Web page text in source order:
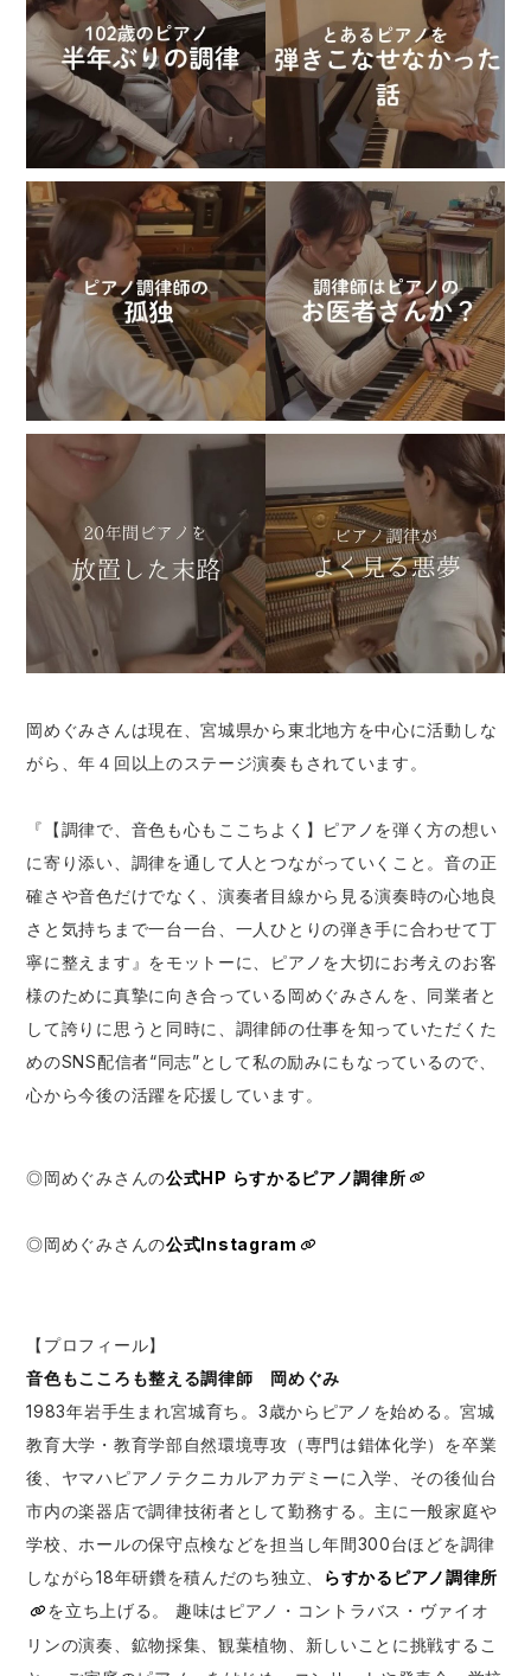
岡めぐみさんは現在、宮城県から東北地方を中心に活動しな
がら、年４回以上のステージ演奏もされています。
『【調律で、音色も心もここちよく】ピアノを弾く方の想い
に寄り添い、調律を通して人とつながっていくこと。音の正
確さや音色だけでなく、演奏者目線から見る演奏時の心地良
さと気持ちまで一台一台、一人ひとりの弾き手に合わせて丁
寧に整えます』をモットーに、ピアノを大切にお考えのお客
様のために真摯に向き合っている岡めぐみさんを、同業者と
して誇りに思うと同時に、調律師の仕事を知っていただくた
めのSNS配信者“同志”として私の励みにもなっているので、
心から今後の活躍を応援しています。
◎岡めぐみさんの公式HP らすかるピアノ調律所
◎岡めぐみさんの公式Instagram
【プロフィール】
音色もこころも整える調律師 岡めぐみ
1983年岩手生まれ宮城育ち。3歳からピアノを始める。宮城
教育大学・教育学部自然環境専攻（専門は錯体化学）を卒業
後、ヤマハピアノテクニカルアカデミーに入学、その後仙台
市内の楽器店で調律技術者として勤務する。主に一般家庭や
学校、ホールの保守点検などを担当し年間300台ほどを調律
しながら18年研鑽を積んだのち独立、
らすかるピアノ調律所
を立ち上げる。 趣味はピアノ・コントラバス・ヴァイオ
リンの演奏、鉱物採集、観葉植物、新しいことに挑戦するこ